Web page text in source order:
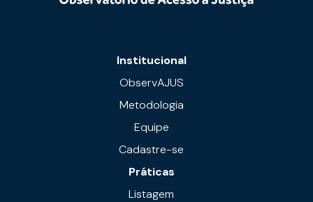
Institucional
ObservAJUS
Metodologia
Equipe
Cadastre-se
Práticas
Listagem